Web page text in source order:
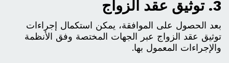
3. توثيق عقد الزواج
بعد الحصول على الموافقة، يمكن استكمال إجراءات
توثيق عقد الزواج عبر الجهات المختصة وفق الأنظمة
والإجراءات المعمول بها.